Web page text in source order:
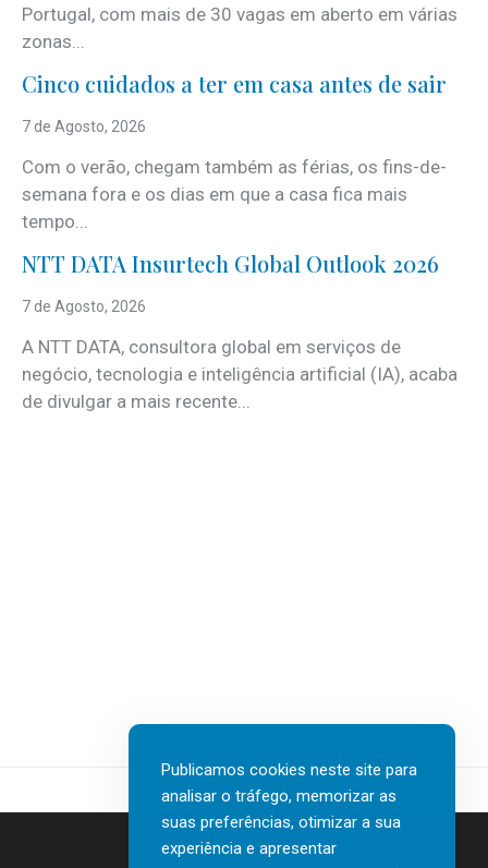
Portugal, com mais de 30 vagas em aberto em várias
zonas...
Cinco cuidados a ter em casa antes de sair
7 de Agosto, 2026
Com o verão, chegam também as férias, os fins-de-
semana fora e os dias em que a casa fica mais
tempo...
NTT DATA Insurtech Global Outlook 2026
7 de Agosto, 2026
A NTT DATA, consultora global em serviços de
negócio, tecnologia e inteligência artificial (IA), acaba
de divulgar a mais recente...
Publicamos cookies neste site para
analisar o tráfego, memorizar as
suas preferências, otimizar a sua
experiência e apresentar